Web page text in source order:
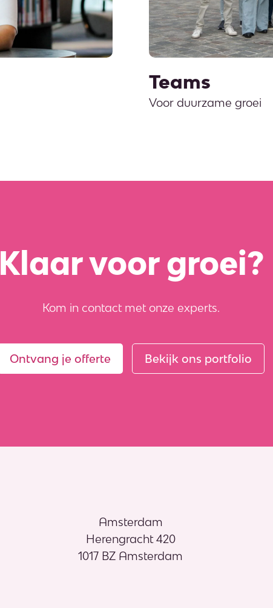
Teams
Voor duurzame groei
Klaar voor groei?
Kom in contact met onze experts.
Ontvang je offerte Bekijk ons portfolio
Amsterdam
Herengracht 420
1017 BZ Amsterdam